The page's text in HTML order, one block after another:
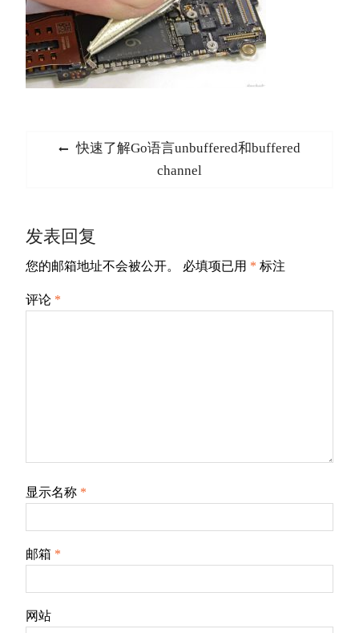
Previous
快速了解Go语言unbuffered和buffered
channel
发表回复
您的邮箱地址不会被公开。 必填项已用 * 标注
评论 *
显示名称 *
邮箱 *
网站